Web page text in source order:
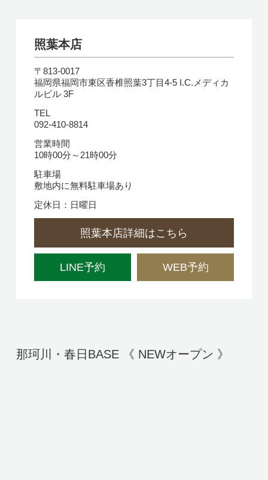
照葉本店
〒813-0017
福岡県福岡市東区香椎照葉3丁目4-5 I.C.メディカ
ルビル 3F
TEL
092-410-8814
営業時間
10時00分～21時00分
駐車場
敷地内に無料駐車場あり
定休日：日曜日
照葉本店詳細はこちら
LINE予約 WEB予約
那珂川・春日BASE 《 NEWオープン 》